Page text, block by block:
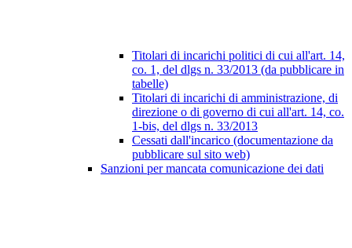
Titolari di incarichi politici di cui all'art. 14,
co. 1, del dlgs n. 33/2013 (da pubblicare in
tabelle)
Titolari di incarichi di amministrazione, di
direzione o di governo di cui all'art. 14, co.
1-bis, del dlgs n. 33/2013
Cessati dall'incarico (documentazione da
pubblicare sul sito web)
Sanzioni per mancata comunicazione dei dati